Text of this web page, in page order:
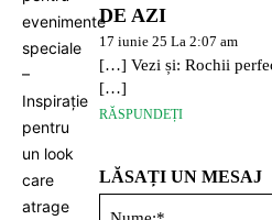
DE AZI
17 iunie 25 La 2:07 am
[…] Vezi și: Rochii
[…]
RĂSPUNDEȚI
LĂSAȚI UN MESAJ